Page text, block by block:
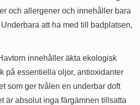
och allergener och innehåller bara
att ha med till badplatsen,
innehåller äkta ekologisk
på essentiella oljor, antioxidanter
som ger tvålen en underbar doft
är absolut inga färgämnen tillsatta